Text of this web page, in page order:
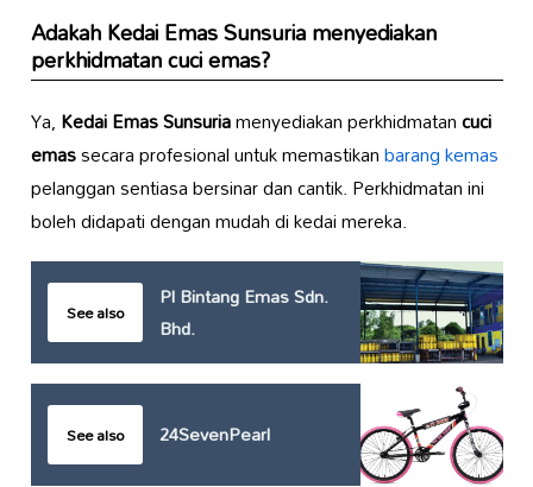
AdakahKedai Emas Sunsuriamenyediakan
perkhidmatan cuci emas?
Ya,Kedai Emas Sunsuriamenyediakan perkhidmatancuci
emassecara profesional untuk memastikanbarang kemas
pelanggan sentiasa bersinar dan cantik. Perkhidmatan ini
boleh didapati dengan mudah di kedai mereka.
See also
Pl Bintang Emas Sdn.
Bhd.
See also 24SevenPearl